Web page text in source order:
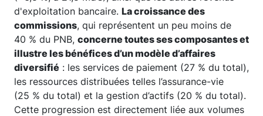
d'exploitation bancaire. La croissance des
commissions, qui représentent un peu moins de
40 % du PNB, concerne toutes ses composantes et
illustre les bénéfices d’un modèle d’affaires
diversifié : les services de paiement (27 % du total),
les ressources distribuées telles l’assurance-vie
(25 % du total) et la gestion d’actifs (20 % du total).
Cette progression est directement liée aux volumes